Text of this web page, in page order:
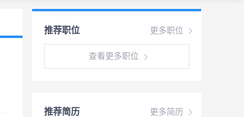
更多职位
推荐职位
查看更多职位
更多简历
推荐简历